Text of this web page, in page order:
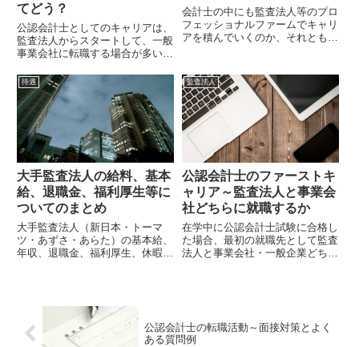
てどう？
公認会計士としてのキャリアは、
監査法人からスタートして、一般
事業会社に転職する場合が多いで
への転職例は多くはありません。
事業会社から監査法人への転職に
は大きく二つのケースがあるかと
思います。監査未経験の事業会社
会計士の監査法人への転職と監査
法人への出戻りです。
会計士の中にも監査法人等のプロ
フェッショナルファームでキャリ
アを積んでいくのか、それとも事
アを積んでいくことがよいのは、
迷ったりする方がいるかと思いま
す。私は転職活動をしたい際に専
門性が高い業務経験を積めるか、
企業規模はどうか、業界としての
生産性はどうかという観点で見て
いました
待遇
大手監査法人の給料、基本
給、退職金、福利厚生等に
ついてのまとめ
大手監査法人（新日本・トーマ
ツ・あずさ・あらた）の基本給、
年収、退職金、福利厚生、休暇の
監査法人に入れなかったが、もう
1回チャレンジしたい方の参考に
なれば幸いです。
監査法人
公認会計士のファーストキ
ャリア～監査法人と事業会
社どちらに就職するか
在学中に公認会計士試験に合格し
た場合、最初の就職先として監査
法人と事業会社・一般企業どちら
公認会計士の転職活動～面接対策とよく
ある質問例